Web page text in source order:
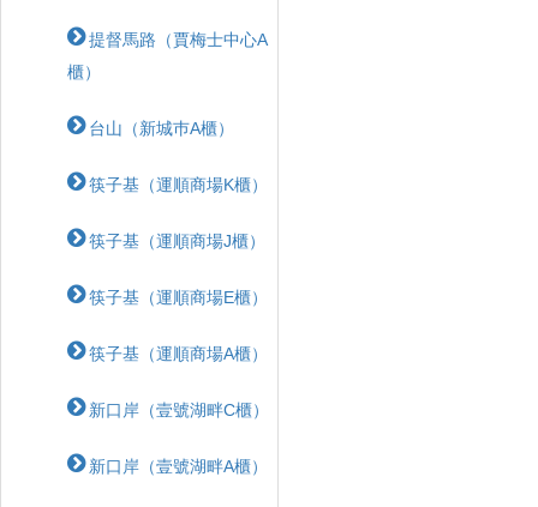
提督馬路（賈梅士中心A
櫃）
台山（新城巿A櫃）
筷子基（運順商場K櫃）
筷子基（運順商場J櫃）
筷子基（運順商場E櫃）
筷子基（運順商場A櫃）
新口岸（壹號湖畔C櫃）
新口岸（壹號湖畔A櫃）